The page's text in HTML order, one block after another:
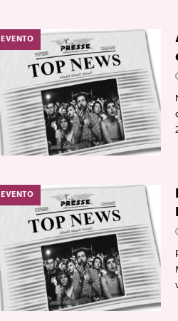
EVENTO
EVENTO